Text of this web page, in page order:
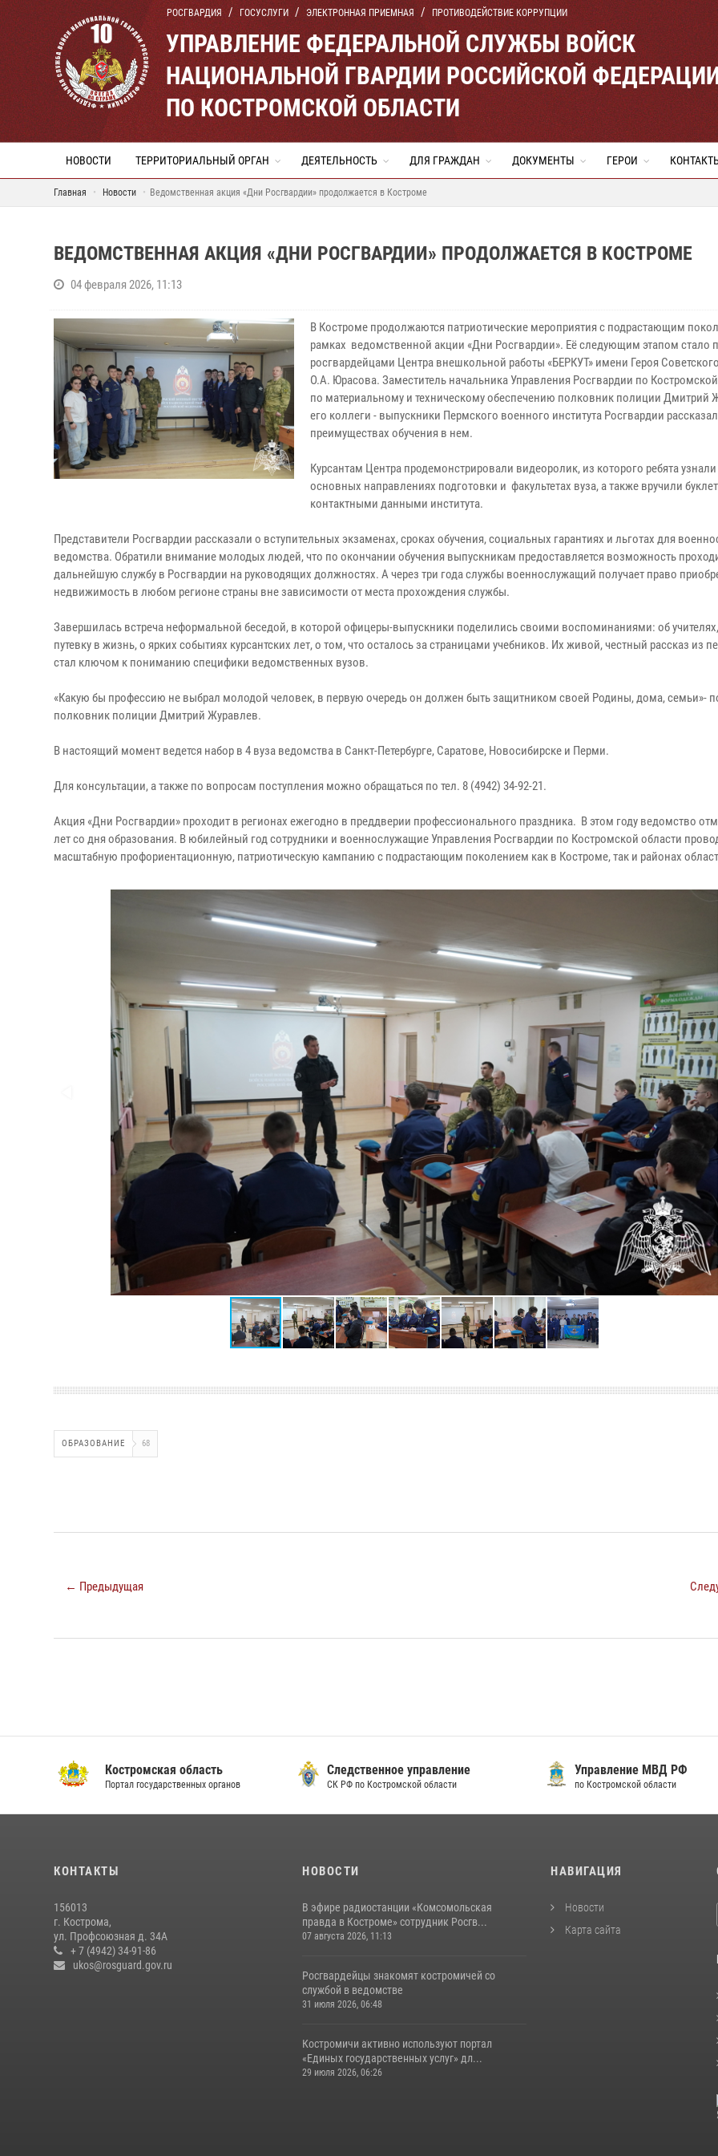
РОСГВАРДИЯ ГОСУСЛУГИ ЭЛЕКТРОННАЯ ПРИЕМНАЯ ПРОТИВОДЕЙСТВИЕ КОРРУПЦИИ
УПРАВЛЕНИЕ ФЕДЕРАЛЬНОЙ СЛУЖБЫ ВОЙСК
НАЦИОНАЛЬНОЙ ГВАРДИИ РОССИЙСКОЙ
ПО КОСТРОМСКОЙ ОБЛАСТИ
НОВОСТИ ТЕРРИТОРИАЛЬНЫЙ ОРГАН ДЕЯТЕЛЬНОСТЬ ДЛЯ ГРАЖДАН ДОКУМЕНТЫ ГЕРОИ
Главная Новости Ведомственная акция «Дни Росгвардии» продолжается в Костроме
ВЕДОМСТВЕННАЯ АКЦИЯ «ДНИ РОСГВАРДИИ» ПРОДОЛЖАЕТСЯ В КОСТРОМЕ
04 февраля 2026, 11:13
В Костроме продолжаются патриотические мероприятия с подрастающим
рамках ведомственной акции «Дни Росгвардии». Её следующим этапом стало
росгвардейцами Центра внешкольной работы «БЕРКУТ» имени Героя
О.А. Юрасова. Заместитель начальника Управления Росгвардии по
по материальному и техническому обеспечению полковник полиции Дмитрий
его коллеги - выпускники Пермского военного института Росгвардии
преимуществах обучения в нем.
Курсантам Центра продемонстрировали видеоролик, из которого ребята
основных направлениях подготовки и факультетах вуза, а также вручили
контактными данными института.
Представители Росгвардии рассказали о вступительных экзаменах, сроках обучения, социальных гарантиях и льготах для
ведомства. Обратили внимание молодых людей, что по окончании обучения выпускникам предоставляется возможность
дальнейшую службу в Росгвардии на руководящих должностях. А через три года службы военнослужащий получает право
недвижимость в любом регионе страны вне зависимости от места прохождения службы.
Завершилась встреча неформальной беседой, в которой офицеры-выпускники поделились своими воспоминаниями: об
путевку в жизнь, о ярких событиях курсантских лет, о том, что осталось за страницами учебников. Их живой, честный рассказ из
стал ключом к пониманию специфики ведомственных вузов.
«Какую бы профессию не выбрал молодой человек, в первую очередь он должен быть защитником своей Родины, дома, семьи»-
полковник полиции Дмитрий Журавлев.
В настоящий момент ведется набор в 4 вуза ведомства в Санкт-Петербурге, Саратове, Новосибирске и Перми.
Для консультации, а также по вопросам поступления можно обращаться по тел. 8 (4942) 34-92-21.
Акция «Дни Росгвардии» проходит в регионах ежегодно в преддверии профессионального праздника. В этом году ведомство
лет со дня образования. В юбилейный год сотрудники и военнослужащие Управления Росгвардии по Костромской области
масштабную профориентационную, патриотическую кампанию с подрастающим поколением как в Костроме, так и районах
ОБРАЗОВАНИЕ 68
← Предыдущая
Костромская область
Портал государственных органов
Следственное управление
СК РФ по Костромской области
Управление МВД РФ
по Костромской области
КОНТАКТЫ
156013
г. Кострома,
ул. Профсоюзная д. 34А
+ 7 (4942) 34-91-86
ukos@rosguard.gov.ru
НОВОСТИ
В эфире радиостанции «Комсомольская
правда в Костроме» сотрудник Росгв...
07 августа 2026, 11:13
Росгвардейцы знакомят костромичей со
службой в ведомстве
31 июля 2026, 06:48
Костромичи активно используют портал
«Единых государственных услуг» дл...
29 июля 2026, 06:26
НАВИГАЦИЯ
Новости
Карта сайта